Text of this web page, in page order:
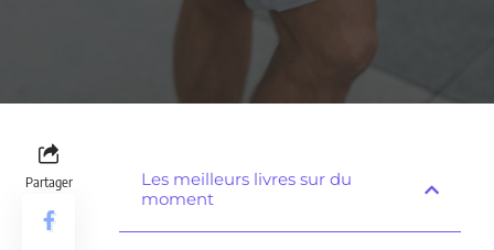
Partager
Les meilleurs livres sur du
moment